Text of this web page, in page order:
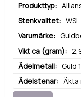
Produkttyp
Stenkvalitet
WSI
Varumärke
Vikt ca (gram)
Ädelmetall
Guld
Ädelstenar
Äkta